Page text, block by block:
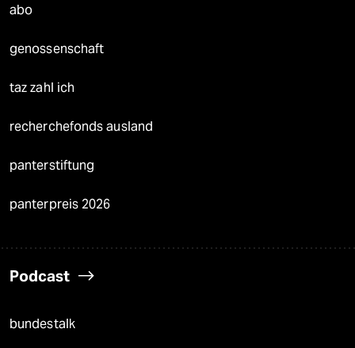
abo
genossenschaft
taz zahl ich
recherchefonds ausland
panterstiftung
panterpreis 2026
Podcast
bundestalk